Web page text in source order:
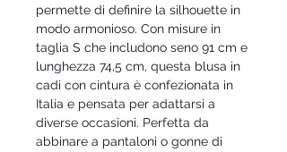
permette di definire la silhouette in
modo armonioso. Con misure in
taglia S che includono seno 91 cm e
lunghezza 74,5 cm, questa blusa in
cadi con cintura è confezionata in
Italia e pensata per adattarsi a
diverse occasioni. Perfetta da
abbinare a pantaloni o gonne di